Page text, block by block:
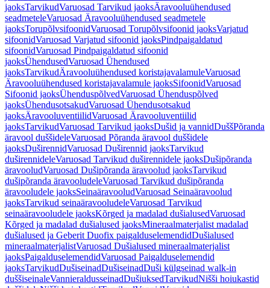
jaoksTarvikudVaruosad Tarvikud jaoksÄravooluühendused
seadmeteleVaruosad Äravooluühendused seadmetele
jaoksTorupõlvsifoonidVaruosad Torupõlvsifoonid jaoksVarjatud
sifoonidVaruosad Varjatud sifoonid jaoksPindpaigaldatud
sifoonidVaruosad Pindpaigaldatud sifoonid
jaoksÜhendusedVaruosad Ühendused
jaoksTarvikudÄravooluühendused koristajavalamuleVaruosad
Äravooluühendused koristajavalamule jaoksSifoonidVaruosad
Sifoonid jaoksÜhenduspõlvedVaruosad Ühenduspõlved
jaoksÜhendusotsakudVaruosad Ühendusotsakud
jaoksÄravooluventiilidVaruosad Äravooluventiilid
jaoksTarvikudVaruosad Tarvikud jaoksDušid ja vannidDuššPõranda
äravool duššideleVaruosad Põranda äravool duššidele
jaoksDuširennidVaruosad Duširennid jaoksTarvikud
duširennideleVaruosad Tarvikud duširennidele jaoksDušipõranda
äravooludVaruosad Dušipõranda äravoolud jaoksTarvikud
dušipõranda äravooludeleVaruosad Tarvikud dušipõranda
äravooludele jaoksSeinaäravooludVaruosad Seinaäravoolud
jaoksTarvikud seinaäravooludeleVaruosad Tarvikud
seinaäravooludele jaoksKõrged ja madalad dušialusedVaruosad
Kõrged ja madalad dušialused jaoksMineraalmaterjalist madalad
dušialused ja Geberit Duofix paigalduselemendidDušialused
mineraalmaterjalistVaruosad Dušialused mineraalmaterjalist
jaoksPaigalduselemendidVaruosad Paigalduselemendid
jaoksTarvikudDušiseinadDušiseinadDuši külgseinad walk-in
duššiseinaleVannieraldusseinadDušiuksedTarvikudNišši hoiukastid